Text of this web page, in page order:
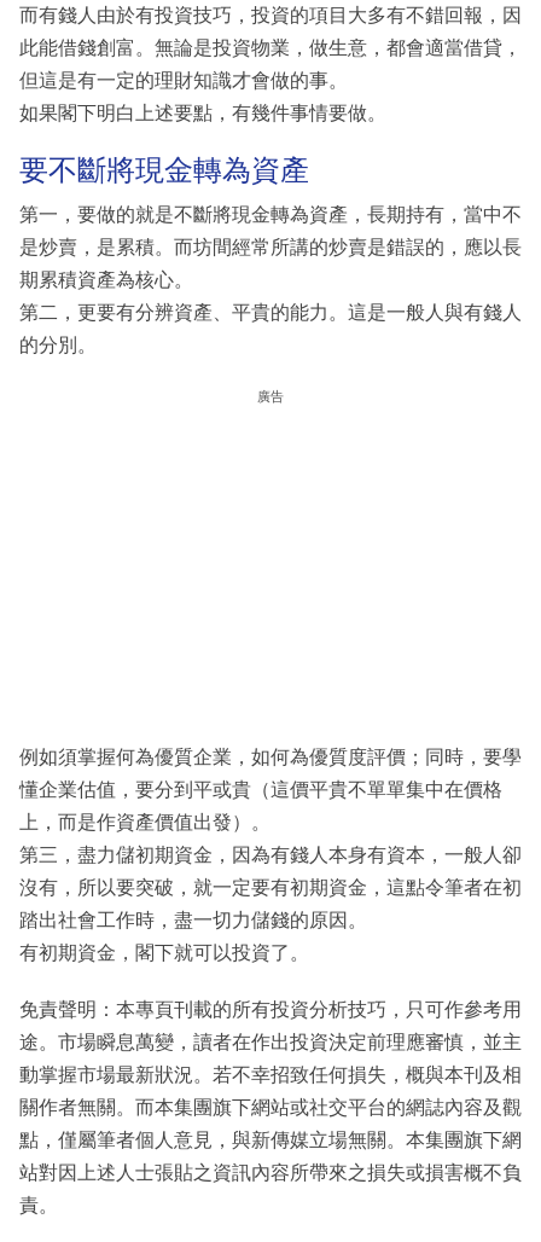
而有錢人由於有投資技巧，投資的項目大多有不錯回報，因
此能借錢創富。無論是投資物業，做生意，都會適當借貸，
但這是有一定的理財知識才會做的事。
如果閣下明白上述要點，有幾件事情要做。
要不斷將現金轉為資產
第一，要做的就是不斷將現金轉為資產，長期持有，當中不
是炒賣，是累積。而坊間經常所講的炒賣是錯誤的，應以長
期累積資產為核心。
第二，更要有分辨資產、平貴的能力。這是一般人與有錢人
的分別。
廣告
例如須掌握何為優質企業，如何為優質度評價；同時，要學
懂企業估值，要分到平或貴（這價平貴不單單集中在價格
上，而是作資產價值出發）。
第三，盡力儲初期資金，因為有錢人本身有資本，一般人卻
沒有，所以要突破，就一定要有初期資金，這點令筆者在初
踏出社會工作時，盡一切力儲錢的原因。
有初期資金，閣下就可以投資了。
免責聲明：本專頁刊載的所有投資分析技巧，只可作參考用
途。市場瞬息萬變，讀者在作出投資決定前理應審慎，並主
動掌握市場最新狀況。若不幸招致任何損失，概與本刊及相
關作者無關。而本集團旗下網站或社交平台的網誌內容及觀
點，僅屬筆者個人意見，與新傳媒立場無關。本集團旗下網
站對因上述人士張貼之資訊內容所帶來之損失或損害概不負
責。